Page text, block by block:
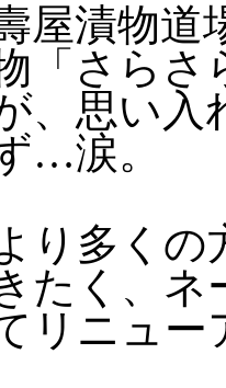
屋漬物道
「さらさ
、思い入
…涙。
り多くの
たく、
リニュー